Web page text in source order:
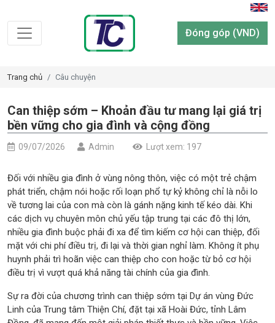
Đóng góp (VND)
Trang chủ Câu chuyện
Can thiệp sớm – Khoản đầu tư mang lại giá trị
bền vững cho gia đình và cộng đồng
09/07/2026 Admin Lượt xem: 197
Đối với nhiều gia đình ở vùng nông thôn, việc có một trẻ chậm
phát triển, chậm nói hoặc rối loạn phổ tự kỷ không chỉ là nỗi lo
về tương lai của con mà còn là gánh nặng kinh tế kéo dài. Khi
các dịch vụ chuyên môn chủ yếu tập trung tại các đô thị lớn,
nhiều gia đình buộc phải đi xa để tìm kiếm cơ hội can thiệp, đối
mặt với chi phí điều trị, đi lại và thời gian nghỉ làm. Không ít phụ
huynh phải trì hoãn việc can thiệp cho con hoặc từ bỏ cơ hội
điều trị vì vượt quá khả năng tài chính của gia đình.
Sự ra đời của chương trình can thiệp sớm tại Dự án vùng Đức
Linh của Trung tâm Thiện Chí, đặt tại xã Hoài Đức, tỉnh Lâm